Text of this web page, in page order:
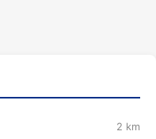
2 km